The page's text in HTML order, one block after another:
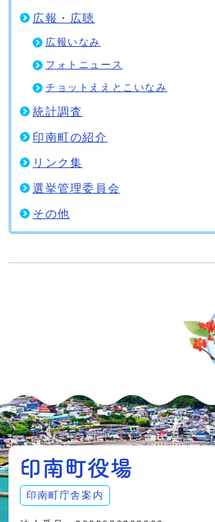
広報・広聴
広報いなみ
フォトニュース
チョットええとこいなみ
統計調査
印南町の紹介
リンク集
選挙管理委員会
その他
印南町庁舎案内